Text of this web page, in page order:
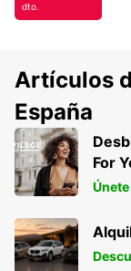
dto.
Artículos
España
For